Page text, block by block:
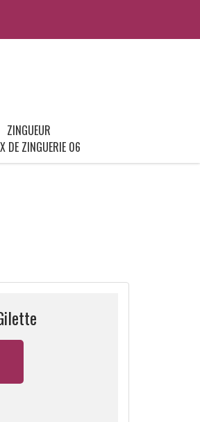
ZINGUEUR
DE ZINGUERIE 06